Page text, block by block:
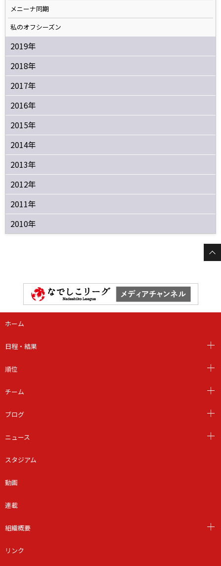
メニーナ同期
私のオフシーズン
2019年
2018年
2017年
2016年
2015年
2014年
2013年
2012年
2011年
2010年
ホーム
日程・結果
順位
チーム
ブログ
ニュース
スタジアム
動画
連載
組織概要
リンク